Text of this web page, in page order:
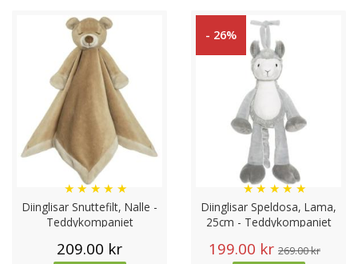
Diinglisar Snuttefilt, Nalle -
Teddykompaniet
★ ★★ ★ ★
209.00 kr
- 26%
Diinglisar Speldosa, Lama,
25cm - Teddykompaniet
★★ ★★★
199.00 kr 269.00 kr